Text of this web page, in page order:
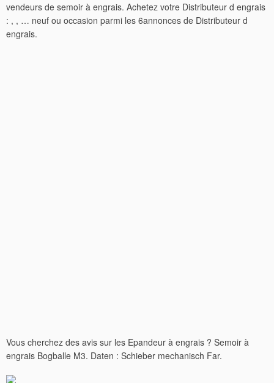
vendeurs de semoir à engrais. Achetez votre Distributeur d engrais
: , , … neuf ou occasion parmi les 6annonces de Distributeur d
engrais.
Vous cherchez des avis sur les Epandeur à engrais ? Semoir à
engrais Bogballe M3. Daten : Schieber mechanisch Far.